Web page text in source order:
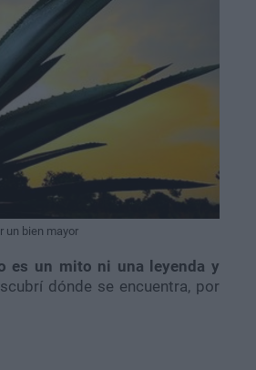
un bien mayor
es un mito ni una leyenda y
dónde se encuentra, por